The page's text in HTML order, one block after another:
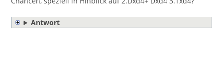
Antwort